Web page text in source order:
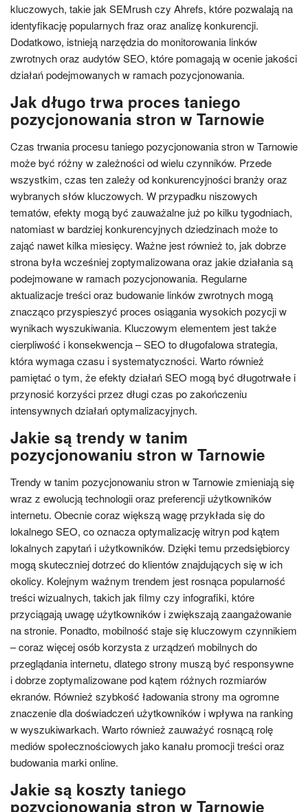
kluczowych, takie jak SEMrush czy Ahrefs, które pozwalają na
identyfikację popularnych fraz oraz analizę konkurencji.
Dodatkowo, istnieją narzędzia do monitorowania linków
zwrotnych oraz audytów SEO, które pomagają w ocenie jakości
działań podejmowanych w ramach pozycjonowania.
Jak długo trwa proces taniego
pozycjonowania stron w Tarnowie
Czas trwania procesu taniego pozycjonowania stron w Tarnowie
może być różny w zależności od wielu czynników. Przede
wszystkim, czas ten zależy od konkurencyjności branży oraz
wybranych słów kluczowych. W przypadku niszowych
tematów, efekty mogą być zauważalne już po kilku tygodniach,
natomiast w bardziej konkurencyjnych dziedzinach może to
zająć nawet kilka miesięcy. Ważne jest również to, jak dobrze
strona była wcześniej zoptymalizowana oraz jakie działania są
podejmowane w ramach pozycjonowania. Regularne
aktualizacje treści oraz budowanie linków zwrotnych mogą
znacząco przyspieszyć proces osiągania wysokich pozycji w
wynikach wyszukiwania. Kluczowym elementem jest także
cierpliwość i konsekwencja – SEO to długofalowa strategia,
która wymaga czasu i systematyczności. Warto również
pamiętać o tym, że efekty działań SEO mogą być długotrwałe i
przynosić korzyści przez długi czas po zakończeniu
intensywnych działań optymalizacyjnych.
Jakie są trendy w tanim
pozycjonowaniu stron w Tarnowie
Trendy w tanim pozycjonowaniu stron w Tarnowie zmieniają się
wraz z ewolucją technologii oraz preferencji użytkowników
internetu. Obecnie coraz większą wagę przykłada się do
lokalnego SEO, co oznacza optymalizację witryn pod kątem
lokalnych zapytań i użytkowników. Dzięki temu przedsiębiorcy
mogą skuteczniej dotrzeć do klientów znajdujących się w ich
okolicy. Kolejnym ważnym trendem jest rosnąca popularność
treści wizualnych, takich jak filmy czy infografiki, które
przyciągają uwagę użytkowników i zwiększają zaangażowanie
na stronie. Ponadto, mobilność staje się kluczowym czynnikiem
– coraz więcej osób korzysta z urządzeń mobilnych do
przeglądania internetu, dlatego strony muszą być responsywne
i dobrze zoptymalizowane pod kątem różnych rozmiarów
ekranów. Również szybkość ładowania strony ma ogromne
znaczenie dla doświadczeń użytkowników i wpływa na ranking
w wyszukiwarkach. Warto również zauważyć rosnącą rolę
mediów społecznościowych jako kanału promocji treści oraz
budowania marki online.
Jakie są koszty taniego
pozycjonowania stron w Tarnowie